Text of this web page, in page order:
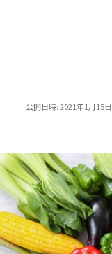
公開日時:2021年1月15日